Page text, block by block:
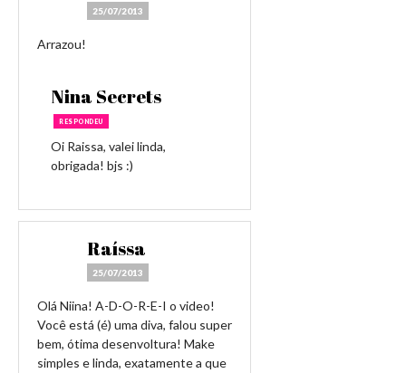
25/07/2013
Arrazou!
Nina Secrets
RESPONDEU
Oi Raissa, valei linda,
obrigada! bjs :)
Raíssa
25/07/2013
Olá Niina! A-D-O-R-E-I o video!
Você está (é) uma diva, falou super
bem, ótima desenvoltura! Make
simples e linda, exatamente a que